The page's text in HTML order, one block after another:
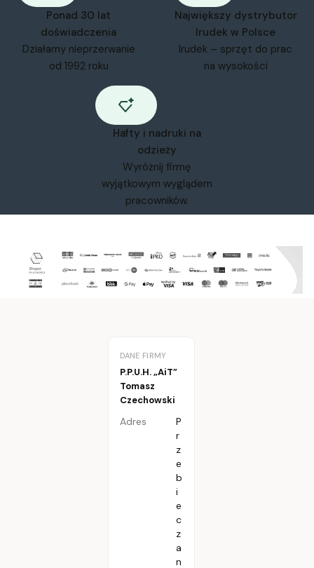
Ponad 30 lat
doświadczenia
Działamy nieprzerwanie
od 1992 roku
Największy dystrybutor
Irudek w Polsce
Irudek – sprzęt do prac
na wysokości
Hafty i nadruki na
odzieży
Wyróżnij firmę
wyjątkowym wyglądem
pracowników.
DANE FIRMY
P.P.U.H. „AiT”
Tomasz
Czechowski
Adres
P
r
z
e
b
i
e
c
z
a
n